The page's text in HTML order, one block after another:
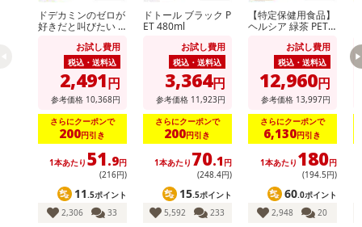
る場合がございます。
また、[新たな加工食品の原料原産地表示制度]の経過措置期間の終
了により、商品詳細内に記載の原産国・原材料の表記が旧表記の場
合がございます。
あらかじめご了承いただいた上でお申込みください。なお、本理由
によるお申込み後のキャンセル・返品交換は対応いたしかねます。
【お支払いについて】
※送料はお試し費用に含まれております。
※d払い、PayPay、au PAY、au PAY（auかんたん決済）、ソフトバ
ンクまとめて支払い、楽天ペイ、メルペイ、AEON Pay、Amazon
Payでお支払いの場合、決済のため外部サイトへ遷移します。
ドデカミンのゼロが
好きだと叫びたい P
お試し費用
税込・送料込
2,491円
参考価格 10,368円
さらにクーポンで
200円引き
1本あたり 51.9円
(216円)
11.5ポイント
2,306
33
ドトール ブラック P
ET 480ml
お試し費用
税込・送料込
3,364円
参考価格 11,923円
さらにクーポンで
200円引き
1本あたり 70.1 円
(248.4円)
15.5ポイント
5,592
233
【特定保健用食品】
ヘルシア 緑茶 PET
お試し費用
税込・送料込
12,960円
参考価格 13,997円
さらにクーポンで
6,130円引き
1本あたり 180円
(194.5円)
60.0ポイント
2,948
20